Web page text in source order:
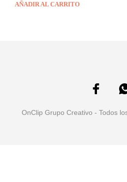
AÑADIR AL CARRITO
OnClip Grupo Creativo - Todos